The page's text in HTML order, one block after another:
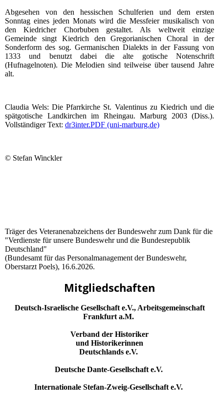
Abgesehen von den hessischen Schulferien und dem ersten
Sonntag eines jeden Monats wird die Messfeier musikalisch von
den Kiedricher Chorbuben gestaltet. Als weltweit einzige
Gemeinde singt Kiedrich den Gregorianischen Choral in der
Sonderform des sog. Germanischen Dialekts in der Fassung von
1333 und benutzt dabei die alte gotische Notenschrift
(Hufnagelnoten). Die Melodien sind teilweise über tausend Jahre
alt.
Claudia Wels: Die Pfarrkirche St. Valentinus zu Kiedrich und die
spätgotische Landkirchen im Rheingau. Marburg 2003 (Diss.).
Vollständiger Text: dr3inter.PDF (uni-marburg.de)
© Stefan Winckler
Träger des Veteranenabzeichens der Bundeswehr zum Dank für die
"Verdienste für unsere Bundeswehr und die Bundesrepublik
Deutschland"
(Bundesamt für das Personalmanagement der Bundeswehr,
Oberstarzt Poels), 16.6.2026.
Mitgliedschaften
Deutsch-Israelische Gesellschaft e.V., Arbeitsgemeinschaft
Frankfurt a.M.
Verband der Historiker
und Historikerinnen
Deutschlands e.V.
Deutsche Dante-Gesellschaft e.V.
Internationale Stefan-Zweig-Gesellschaft e.V.